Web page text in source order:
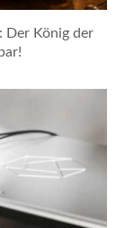
Der König der